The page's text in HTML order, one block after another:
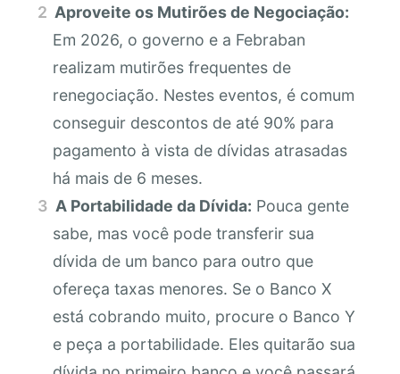
Aproveite os Mutirões de Negociação:
Em 2026, o governo e a Febraban
realizam mutirões frequentes de
renegociação. Nestes eventos, é comum
conseguir descontos de até 90% para
pagamento à vista de dívidas atrasadas
há mais de 6 meses.
A Portabilidade da Dívida: Pouca gente
sabe, mas você pode transferir sua
dívida de um banco para outro que
ofereça taxas menores. Se o Banco X
está cobrando muito, procure o Banco Y
e peça a portabilidade. Eles quitarão sua